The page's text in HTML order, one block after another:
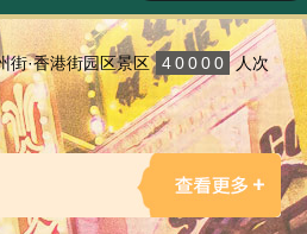
街·香港街园区景区 40000 人次